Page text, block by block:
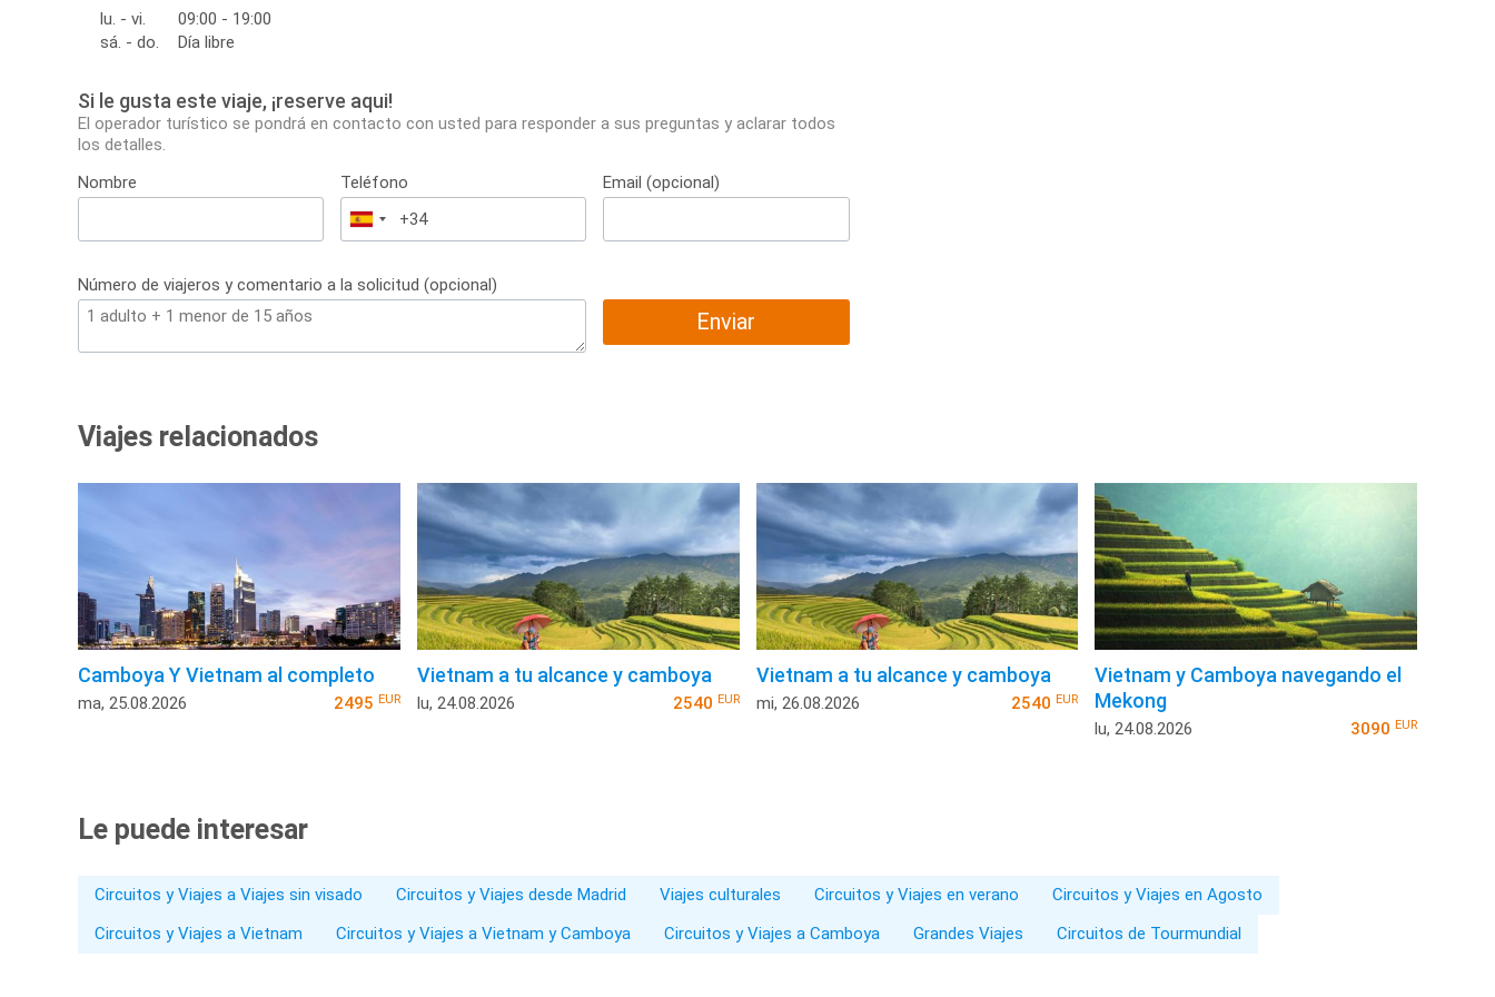
lu. - vi.
09:00 - 19:00
sá. - do.
Día libre
Si le gusta este viaje, ¡reserve aqui!
El operador turístico se pondrá en contacto con usted para responder a sus preguntas y aclarar todos
los detalles.
Nombre
Teléfono
España
+34
Email (opcional)
Número de viajeros y comentario a la solicitud (opcional)
Enviar
Viajes relacionados
Camboya Y Vietnam al completo
ma, 25.08.2026 2495 EUR
Vietnam a tu alcance y camboya
lu, 24.08.2026 2540 EUR
Vietnam a tu alcance y camboya
mi, 26.08.2026 2540EUR
Vietnam y Camboya navegando el
Mekong
lu, 24.08.2026 3090 EUR
Le puede interesar
Circuitos y Viajes a Viajes sin visado Circuitos y Viajes desde Madrid Viajes culturales Circuitos y Viajes en verano
Circuitos y Viajes en Agosto
Circuitos y Viajes a Vietnam
Circuitos y Viajes a Vietnam y Camboya Circuitos y Viajes a Camboya Grandes Viajes Circuitos de Tourmundial